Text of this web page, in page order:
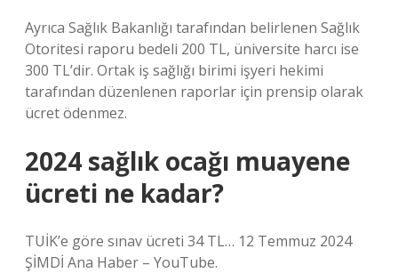
Ayrıca Sağlık Bakanlığı tarafından belirlenen Sağlık
Otoritesi raporu bedeli 200 TL, üniversite harcı ise
300 TL’dir. Ortak iş sağlığı birimi işyeri hekimi
tarafından düzenlenen raporlar için prensip olarak
ücret ödenmez.
2024 sağlık ocağı muayene
ücreti ne kadar?
TUİK’e göre sınav ücreti 34 TL… 12 Temmuz 2024
ŞİMDİ Ana Haber – YouTube.